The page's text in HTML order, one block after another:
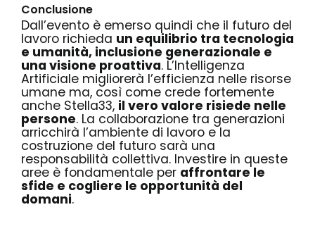
Conclusione
Dall’evento è emerso quindi che il futuro del
lavoro richieda un equilibrio tra tecnologia
e umanità, inclusione generazionale e
una visione proattiva. L’Intelligenza
Artificiale migliorerà l’efficienza nelle risorse
umane ma, così come crede fortemente
anche Stella33, il vero valore risiede nelle
persone. La collaborazione tra generazioni
arricchirà l’ambiente di lavoro e la
costruzione del futuro sarà una
responsabilità collettiva. Investire in queste
aree è fondamentale per affrontare le
sfide e cogliere le opportunità del
domani.